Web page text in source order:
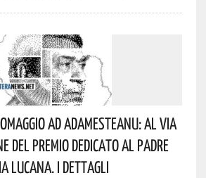
Ad Adamesteanu: Al Via
Del Premio Dedicato Al Padre
Lucana. I Dettagli